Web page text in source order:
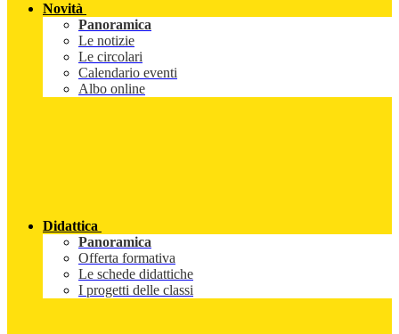
Novità
Panoramica
Le notizie
Le circolari
Calendario eventi
Albo online
Didattica
Panoramica
Offerta formativa
Le schede didattiche
I progetti delle classi